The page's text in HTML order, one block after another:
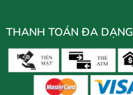
THANH TOÁN ĐA DẠNG